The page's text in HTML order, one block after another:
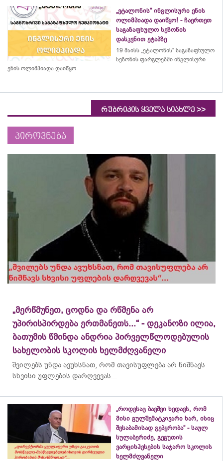
„ეტალონის“ ინგლისური ენის
ოლიმპიადა დაიწყო! - ჩაერთეთ
საგაზაფხულო სეზონის
დასკვნით ეტაპზე
19 მაისს „ეტალონის“ საგაზაფხულო
სეზონის ფარგლებში ინგლისური
ენის ოლიმპიადა დაიწყო
რუბრიკის ყველა სიახლე >>
პიროვნება
„მერწმუნეთ, ცოდნა და რწმენა არ
უპირისპირდება ერთმანეთს...“ - დეკანოზი ილია,
ბათუმის წმინდა ანდრია პირველწლოდებულის
სახელობის სკოლის ხელმძღვანელი
შვილებს უნდა ავუხსნათ, რომ თავისუფლება არ ნიშნავს
სხვისი უფლების დარღვევას...
„როდესაც ბავშვი ხედავს, რომ
მისი გულშემატკივარი ხარ, ისიც
შესაბამისად გეპყრობა“ - საულ
სულაბერიძე, გეგუთის
ვარციხჰესების საჯარო სკოლის
ხელმძღვანელი